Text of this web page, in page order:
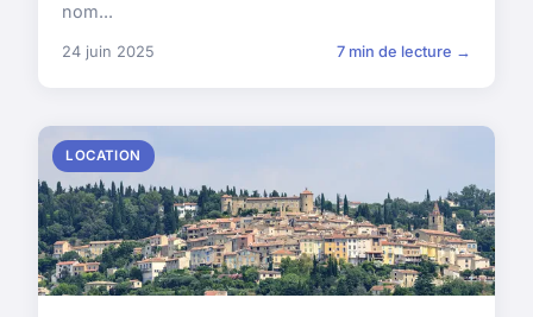
nom...
24 juin 2025 7 min de lecture →
LOCATION